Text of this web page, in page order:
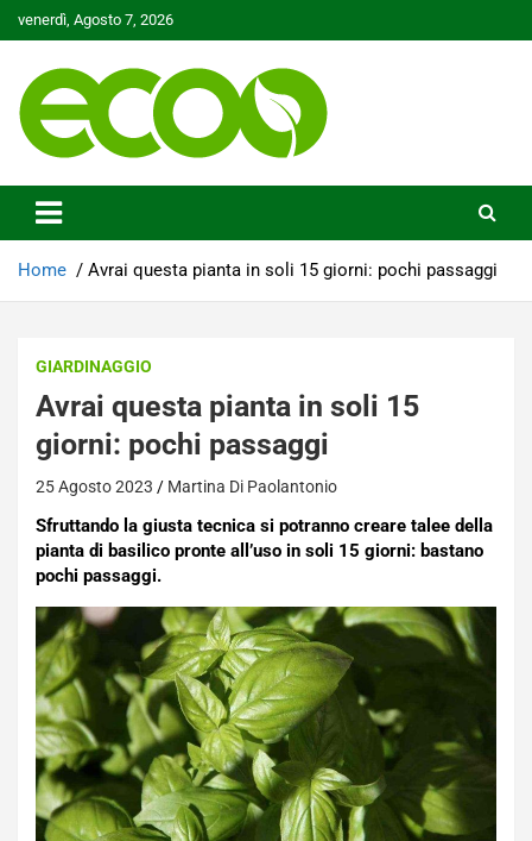
to
venerdì, Agosto 7, 2026
Ecoo.it
Home Avrai questa pianta in soli 15 giorni: pochi passaggi
GIARDINAGGIO
Avrai questa pianta in soli 15
giorni: pochi passaggi
25 Agosto 2023 Martina Di Paolantonio
Sfruttando la giusta tecnica si potranno creare talee della
pianta di basilico pronte all’uso in soli 15 giorni: bastano
pochi passaggi.